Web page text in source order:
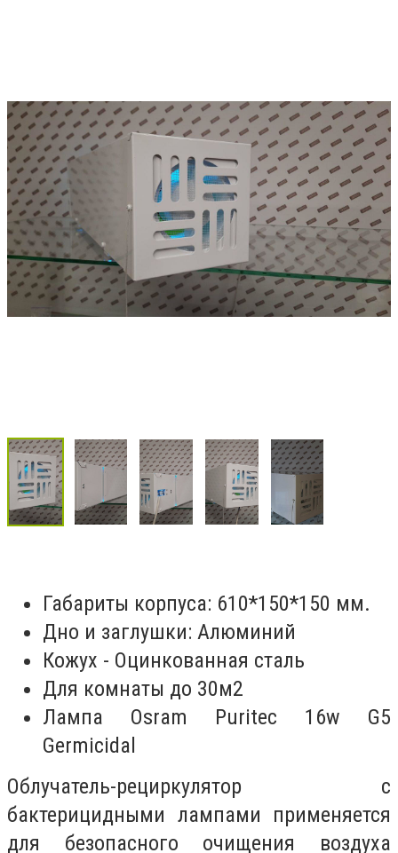
Габариты корпуса: 610*150*150 мм.
Дно и заглушки: Алюминий
Кожух - Оцинкованная сталь
Для комнаты до 30м2
Лампа Osram Puritec 16w G5
Germicidal
Облучатель-рециркулятор с
бактерицидными лампами применяется
для безопасного очищения воздуха